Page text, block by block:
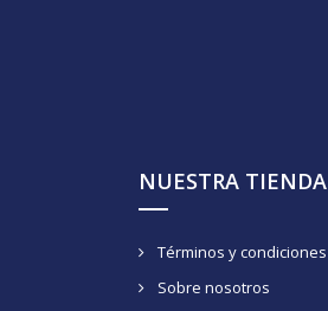
NUESTRA TIENDA
Términos y condiciones
Sobre nosotros